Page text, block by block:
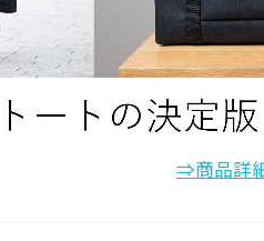
⇒商品詳